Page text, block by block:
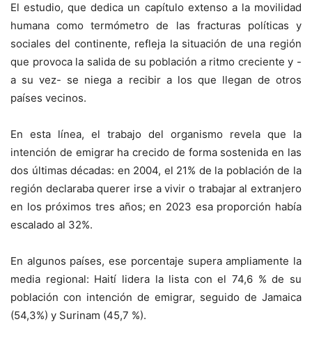
El estudio, que dedica un capítulo extenso a la movilidad
humana como termómetro de las fracturas políticas y
sociales del continente, refleja la situación de una región
que provoca la salida de su población a ritmo creciente y -
a su vez- se niega a recibir a los que llegan de otros
países vecinos.
En esta línea, el trabajo del organismo revela que la
intención de emigrar ha crecido de forma sostenida en las
dos últimas décadas: en 2004, el 21% de la población de la
región declaraba querer irse a vivir o trabajar al extranjero
en los próximos tres años; en 2023 esa proporción había
escalado al 32%.
En algunos países, ese porcentaje supera ampliamente la
media regional: Haití lidera la lista con el 74,6 % de su
población con intención de emigrar, seguido de Jamaica
(54,3%) y Surinam (45,7 %).